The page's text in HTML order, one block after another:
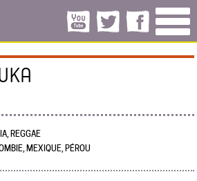
REGGAE
MEXIQUE, PÉROU